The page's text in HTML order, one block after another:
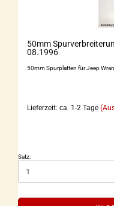
50mm
08.1996
50mm Spurplatten für Jeep
Lieferzeit: ca. 1-2 Tage
Satz: